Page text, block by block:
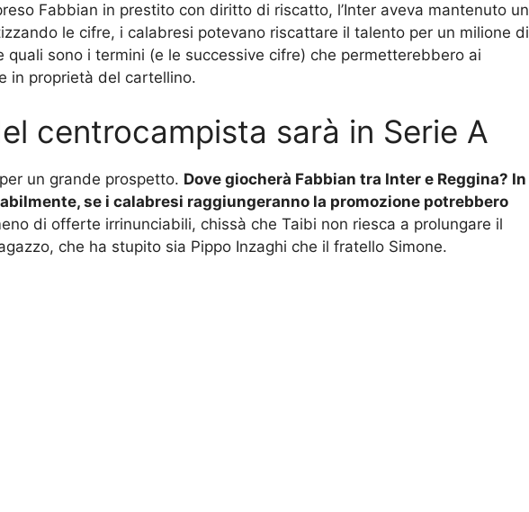
Fabbian in prestito con diritto di riscatto, l’Inter aveva mantenuto un
le cifre, i calabresi potevano riscattare il talento per un milione di
quali sono i termini (e le successive cifre) che permetterebbero ai
in proprietà del cartellino.
centrocampista sarà in Serie A
un grande prospetto. Dove giocherà Fabbian tra Inter e Reggina? In
se i calabresi raggiungeranno la promozione potrebbero
di offerte irrinunciabili, chissà che Taibi non riesca a prolungare il
che ha stupito sia Pippo Inzaghi che il fratello Simone.